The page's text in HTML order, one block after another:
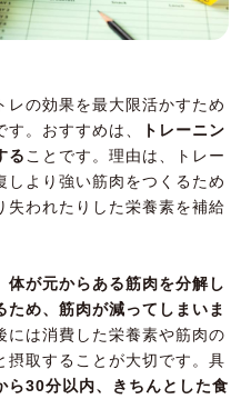
の効果を最大限活かすため
。おすすめは、
トレーニン
る ことです。理由は、トレー
しより強い筋肉をつくるため
失われたりした栄養素を補給
が元からある筋肉を分解し
め、筋肉が減ってしまいま
には消費した栄養素や筋肉の
摂取することが大切です。具
ら30分以内、きちんとした食